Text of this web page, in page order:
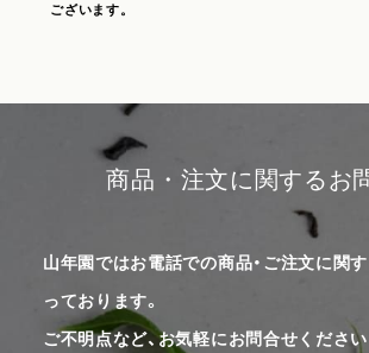
ございます。
商品・注文に関するお
山年園ではお電話での商品・ご注文に関
っております。
ご不明点など、お気軽にお問合せくださ